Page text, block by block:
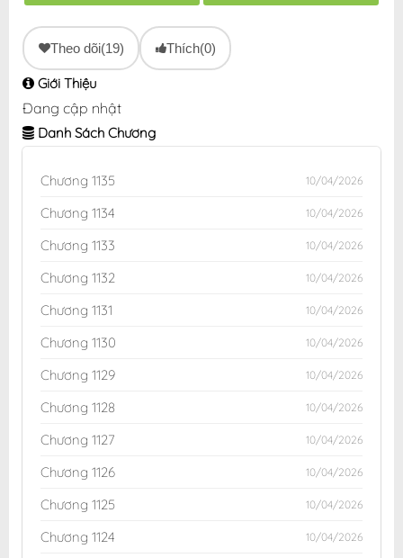
Theo dõi(19) Thích(0)
Giới Thiệu
Đang cập nhật
Danh Sách Chương
Chương 1135 10/04/2026
Chương 1134 10/04/2026
Chương 1133 10/04/2026
Chương 1132 10/04/2026
Chương 1131 10/04/2026
Chương 1130 10/04/2026
Chương 1129 10/04/2026
Chương 1128 10/04/2026
Chương 1127 10/04/2026
Chương 1126 10/04/2026
Chương 1125 10/04/2026
Chương 1124 10/04/2026